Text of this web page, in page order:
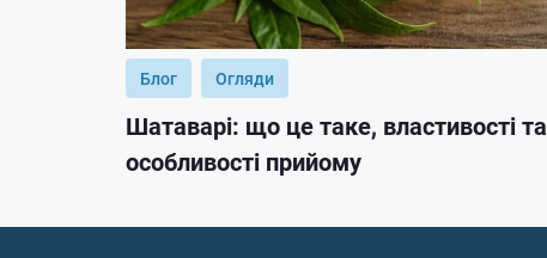
Блог Огляди
Шатаварі: що це таке, властивості та
особливості прийому